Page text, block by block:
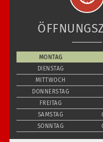
MONTAG
DIENSTAG
MITTWOCH
DONNERSTAG
FREITAG
SAMSTAG
SONNTAG